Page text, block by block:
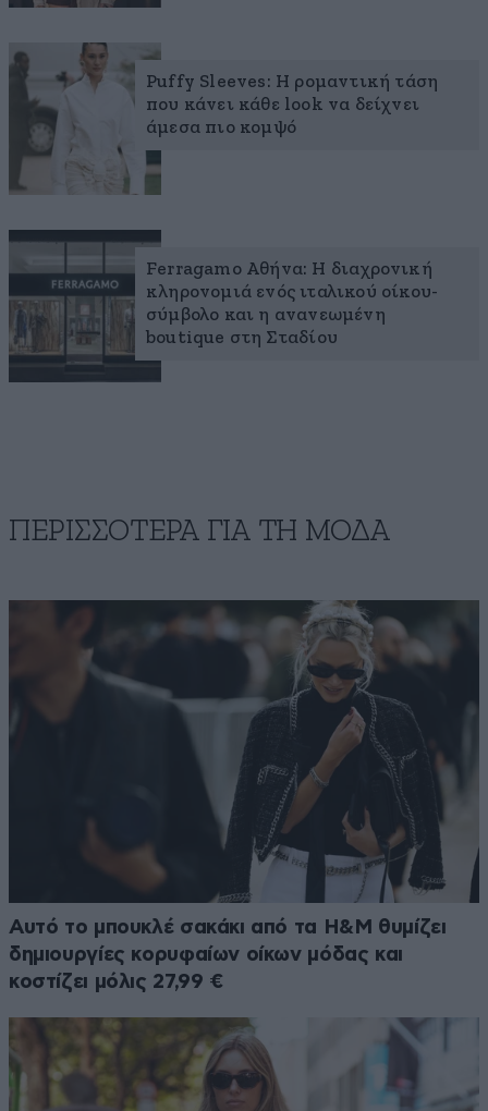
Puffy Sleeves: Η ρομαντική τάση
που κάνει κάθε look να δείχνει
άμεσα πιο κομψό
Ferragamo Αθήνα: Η διαχρονική
κληρονομιά ενός ιταλικού οίκου-
σύμβολο και η ανανεωμένη
boutique στη Σταδίου
ΠΕΡΙΣΣΟΤΕΡΑ ΓΙΑ ΤΗ ΜΟΔΑ
Αυτό το μπουκλέ σακάκι από τα H&M θυμίζει
δημιουργίες κορυφαίων οίκων μόδας και
κοστίζει μόλις 27,99 €